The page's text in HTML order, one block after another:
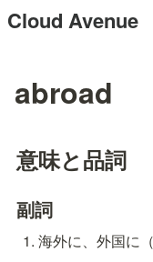
Cloud Avenue
abroad
意味と品詞
副詞
海外に、外国に